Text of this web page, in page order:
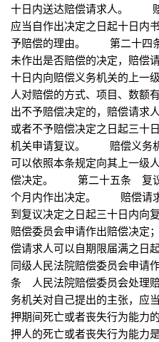
十日内送达赔偿请求人。 赔
应当自作出决定之日起十日内
予赔偿的理由。 第二十四
未作出是否赔偿的决定，赔偿
十日内向赔偿义务机关的上
人对赔偿的方式、项目、数额
出不予赔偿决定的，赔偿请求
或者不予赔偿决定之日起三十
机关申请复议。 赔偿义务机
可以依照本条规定向其上一级
偿决定。 第二十五条 复议
个月内作出决定。 赔偿请求
到复议决定之日起三十日内向
赔偿委员会申请作出赔偿决定
偿请求人可以自期限届满之日
同级人民法院赔偿委员会申
条 人民法院赔偿委员会处理
务机关对自己提出的主张，
押期间死亡或者丧失行为能力
押人的死亡或者丧失行为能力